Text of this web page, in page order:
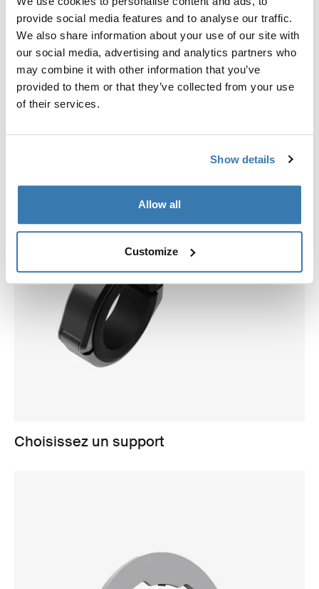
provide social media features and to analyse our traffic.
We also share information about your use of our site with
our social media, advertising and analytics partners who
may combine it with other information that you’ve
provided to them or that they’ve collected from your use
of their services.
Show details
Allow all
Customize
Choisissez une coque
Choisissez un support